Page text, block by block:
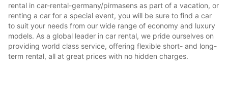
rental in car-rental-germany/pirmasens as part of a vacation, or
renting a car for a special event, you will be sure to find a car
to suit your needs from our wide range of economy and luxury
models. As a global leader in car rental, we pride ourselves on
providing world class service, offering flexible short- and long-
term rental, all at great prices with no hidden charges.